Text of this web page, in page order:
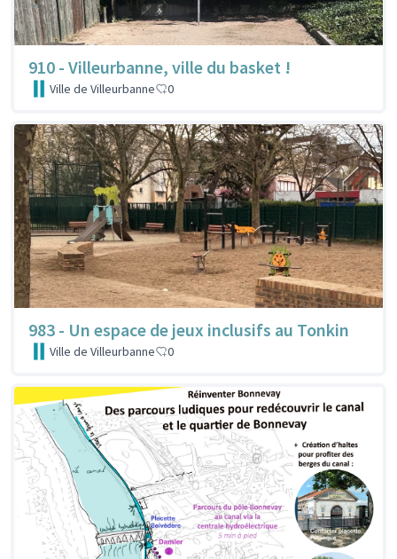
910 - Villeurbanne, ville du basket !
Ville de Villeurbanne 0
983 - Un espace de jeux inclusifs au Tonkin
Ville de Villeurbanne 0